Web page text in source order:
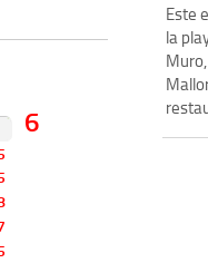
6
Este
la